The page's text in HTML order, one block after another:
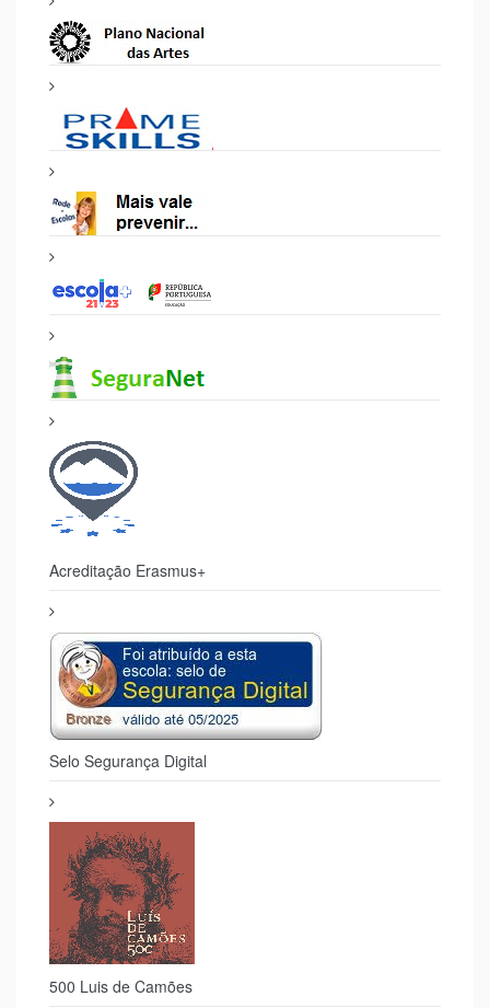
Acreditação Erasmus+
Selo Segurança Digital
500 Luis de Camões